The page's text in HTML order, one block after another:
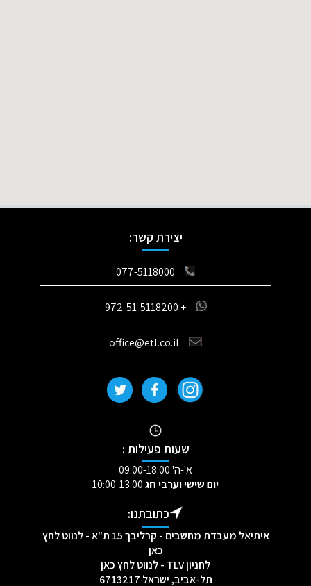
יצירת קשר:
077-5118000
+ 972-51-5118200
office@etl.co.il
שעות פעילות :
א'-ה' 09:00-18:00
יום שישי וערבי חג
כתובתנו:
איתיאל מעבדת מחשבים - קרליבך 15 ת"א - לנווט לחץ
כאן
לחניון TLV - לנווט לחץ כאן
תל-אביב, ישראל 6713217